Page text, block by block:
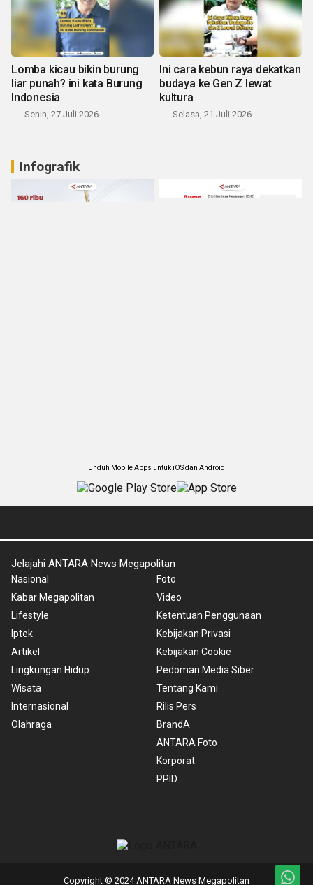
Lomba kicau bikin burung
liar punah? ini kata Burung
Indonesia
Senin, 27 Juli 2026
Ini cara kebun raya dekatkan
budaya ke Gen Z lewat
kultura
Selasa, 21 Juli 2026
Infografik
Unduh Mobile Apps untuk iOS dan Android
Jelajahi ANTARA News Megapolitan
Nasional
Kabar Megapolitan
Lifestyle
Iptek
Artikel
Lingkungan Hidup
Wisata
Internasional
Olahraga
Foto
Video
Ketentuan Penggunaan
Kebijakan Privasi
Kebijakan Cookie
Pedoman Media Siber
Tentang Kami
Rilis Pers
BrandA
ANTARA Foto
Korporat
PPID
Copyright © 2024 ANTARA News Megapolitan